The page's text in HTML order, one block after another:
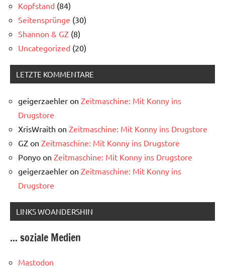
Kopfstand (84)
Seitensprünge (30)
Shannon & GZ (8)
Uncategorized (20)
LETZTE KOMMENTARE
geigerzaehler on Zeitmaschine: Mit Konny ins
Drugstore
XrisWraith on Zeitmaschine: Mit Konny ins Drugstore
GZ on Zeitmaschine: Mit Konny ins Drugstore
Ponyo on Zeitmaschine: Mit Konny ins Drugstore
geigerzaehler on Zeitmaschine: Mit Konny ins
Drugstore
LINKS WOANDERSHIN
... soziale Medien
Mastodon